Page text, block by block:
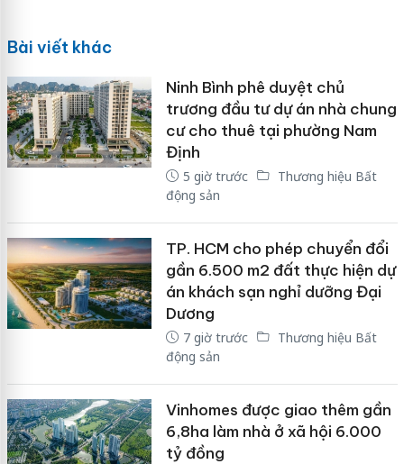
Bài viết khác
Ninh Bình phê duyệt chủ
trương đầu tư dự án nhà chung
cư cho thuê tại phường Nam
Định
5 giờ trước
Thương hiệu Bất
động sản
TP. HCM cho phép chuyển đổi
gần 6.500 m2 đất thực hiện dự
án khách sạn nghỉ dưỡng Đại
Dương
7 giờ trước
Thương hiệu Bất
động sản
Vinhomes được giao thêm gần
6,8ha làm nhà ở xã hội 6.000
tỷ đồng